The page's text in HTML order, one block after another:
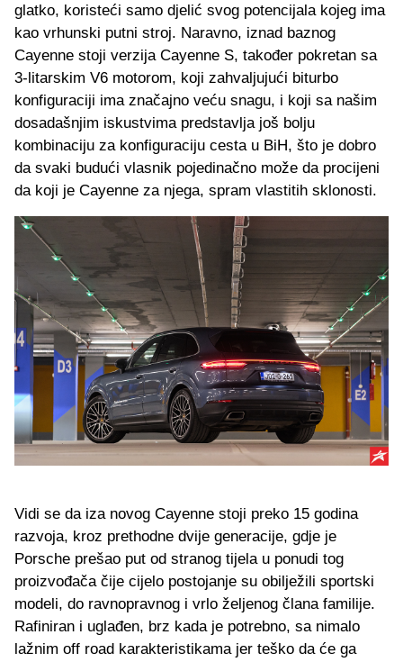
glatko, koristeći samo djelić svog potencijala kojeg ima
kao vrhunski putni stroj. Naravno, iznad baznog
Cayenne stoji verzija Cayenne S, također pokretan sa
3-litarskim V6 motorom, koji zahvaljujući biturbo
konfiguraciji ima značajno veću snagu, i koji sa našim
dosadašnjim iskustvima predstavlja još bolju
kombinaciju za konfiguraciju cesta u BiH, što je dobro
da svaki budući vlasnik pojedinačno može da procijeni
da koji je Cayenne za njega, spram vlastitih sklonosti.
Vidi se da iza novog Cayenne stoji preko 15 godina
razvoja, kroz prethodne dvije generacije, gdje je
Porsche prešao put od stranog tijela u ponudi tog
proizvođača čije cijelo postojanje su obilježili sportski
modeli, do ravnopravnog i vrlo željenog člana familije.
Rafiniran i uglađen, brz kada je potrebno, sa nimalo
lažnim off road karakteristikama jer teško da će ga